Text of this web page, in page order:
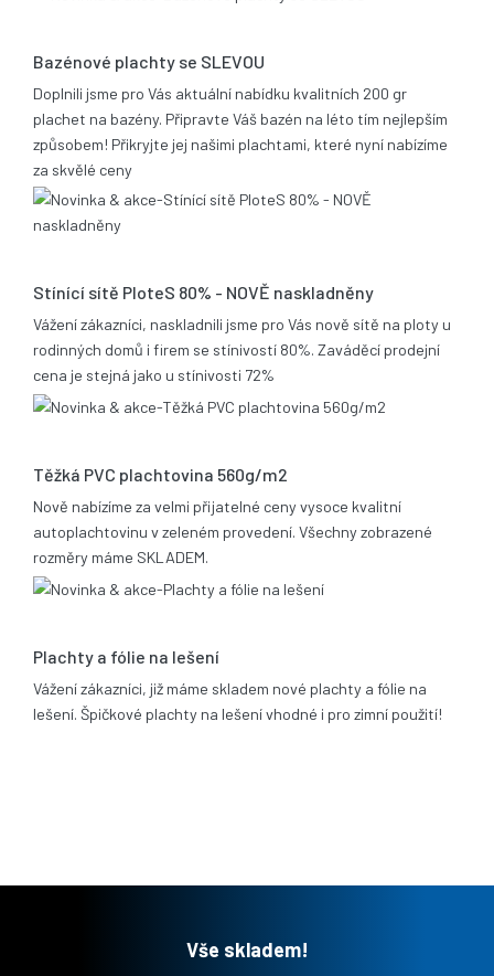
Bazénové plachty se SLEVOU
Doplnili jsme pro Vás aktuální nabídku kvalitních 200 gr
plachet na bazény. Připravte Váš bazén na léto tím nejlepším
způsobem! Přikryjte jej našimi plachtami, které nyní nabízíme
za skvělé ceny
Stínící sítě PloteS 80% - NOVĚ naskladněny
Vážení zákazníci, naskladnili jsme pro Vás nově sítě na ploty u
rodinných domů i firem se stínivostí 80%. Zaváděcí prodejní
cena je stejná jako u stínivosti 72%
Těžká PVC plachtovina 560g/m2
Nově nabízíme za velmi přijatelné ceny vysoce kvalitní
autoplachtovinu v zeleném provedení. Všechny zobrazené
rozměry máme SKLADEM.
Plachty a fólie na lešení
Vážení zákazníci, již máme skladem nové plachty a fólie na
lešení. Špičkové plachty na lešení vhodné i pro zimní použití!
Vše skladem!